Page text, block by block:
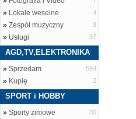
» Lokale weselne 4
» Zespół muzyczny 9
» Usługi 37
AGD,TV,ELEKTRONIKA
» Sprzedam 594
» Kupię 2
SPORT i HOBBY
» Sporty zimowe 30